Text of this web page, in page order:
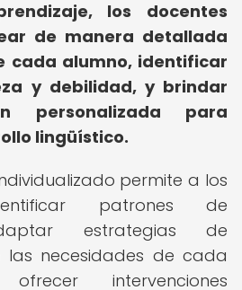
los docentes
de manera detallada
cada alumno, identificar
y debilidad, y brindar
personalizada para
lingüístico.
permite a los
patrones de
estrategias de
las necesidades de cada
intervenciones